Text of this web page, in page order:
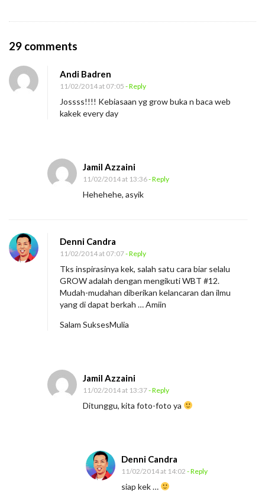
29 comments
G
O
Andi Badren
11/02/2014 at 07:05 - Reply
Jossss!!!! Kebiasaan yg grow buka n baca web
kakek every day
Jamil Azzaini
11/02/2014 at 13:36- Reply
Hehehehe, asyik
Denni Candra
11/02/2014 at 07:07- Reply
Tks inspirasinya kek, salah satu cara biar selalu
GROW adalah dengan mengikuti WBT #12.
Mudah-mudahan diberikan kelancaran dan ilmu
yang di dapat berkah … Amiin
Salam SuksesMulia
Jamil Azzaini
11/02/2014 at 13:37- Reply
Ditunggu, kita foto-foto ya
Denni Candra
11/02/2014 at 14:02 - Reply
siap kek …